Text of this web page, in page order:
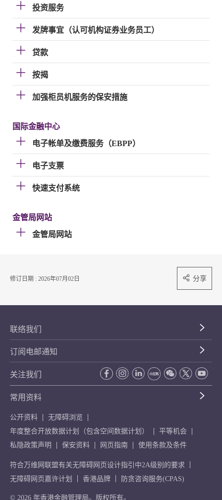
投资服务
发牌事宜（认可机构证券业务员工）
贷款
按揭
加强柜员机服务的保安措施
国际金融中心
电子帐单及缴费服务（EBPP）
电子支票
快速支付系统
金管局网站
金管局网站
修订日期 : 2026年07月02日 分享
联络我们
订阅电邮通知
关注我们
常用资料
公开资料
无障碍浏览
年度整合开放数据计划（包含空间数据计划）
平等机会
私隐政策声明
保安资料 网页指南 使用条款及条件
符合万维网联盟有关无障碍网页设计指引中2A级别的要求
无障碍网页嘉许计划
香港品牌 防贪咨询服务(CPAS)
© 2026 年香港金融管理局。版权所有。